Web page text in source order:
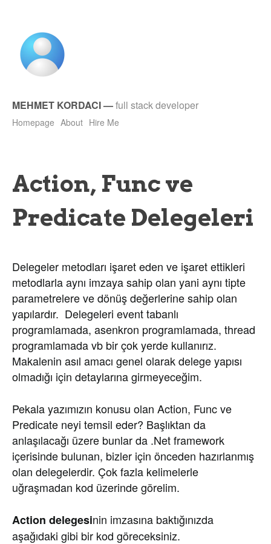
MEHMET KORDACI—full stack developer
Homepage About Hire Me
Action, Func ve
Predicate Delegeleri
Delegeler metodları işaret eden ve işaret ettikleri
metodlarla aynı imzaya sahip olan yani aynı tipte
parametrelere ve dönüş değerlerine sahip olan
yapılardır. Delegeleri event tabanlı
programlamada, asenkron programlamada, thread
programlamada vb bir çok yerde kullanırız.
Makalenin asıl amacı genel olarak delege yapısı
olmadığı için detaylarına girmeyeceğim.
Pekala yazımızın konusu olan Action, Func ve
Predicate neyi temsil eder? Başlıktan da
anlaşılacağı üzere bunlar da .Net framework
içerisinde bulunan, bizler için önceden hazırlanmış
olan delegelerdir. Çok fazla kelimelerle
uğraşmadan kod üzerinde görelim.
Action delegesinin imzasına baktığınızda
aşağıdaki gibi bir kod göreceksiniz.